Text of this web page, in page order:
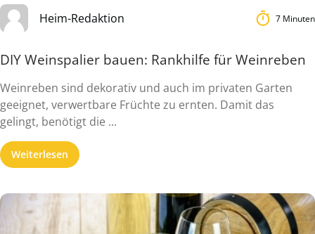
Heim-Redaktion 7 Minuten
DIY Weinspalier bauen: Rankhilfe für Weinreben
Weinreben sind dekorativ und auch im privaten Garten
geeignet, verwertbare Früchte zu ernten. Damit das
gelingt, benötigt die ...
Weiterlesen